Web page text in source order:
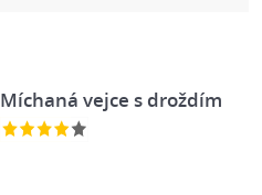
Míchaná vejce s droždím